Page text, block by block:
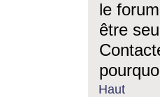
le
être
Haut